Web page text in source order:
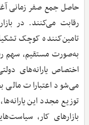
حاصل جمع صفر زمانی
رقابت می‌کنند. در
تامین‌کننده کوچک
به‌صورت مستقیم، سهم
اختصاص یارانه‌های
می‌شود اعتبارات
توزیع مجدد این
بازارهای کار،